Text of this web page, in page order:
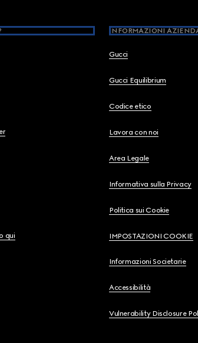
qui
INFORMAZIONI
Gucci
Gucci Equilibrium
Codice etico
Lavora con noi
Area Legale
Informativa sulla Privacy
Politica sui Cookie
IMPOSTAZIONI COOKIE
Informazioni Societarie
Accessibilità
Vulnerability Disclosure